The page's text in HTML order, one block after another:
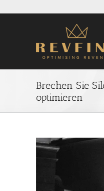
Brechen Sie
optimieren
View
Larger